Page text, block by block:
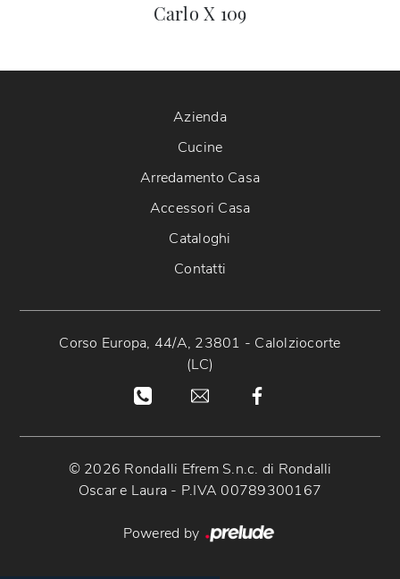
Carlo X 109
Azienda
Cucine
Arredamento Casa
Accessori Casa
Cataloghi
Contatti
Corso Europa, 44/A, 23801 - Calolziocorte
(LC)
© 2026 Rondalli Efrem S.n.c. di Rondalli
Oscar e Laura - P.IVA 00789300167
Powered by